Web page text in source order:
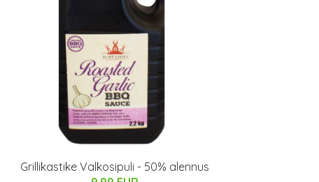
Grillikastike Valkosipuli - 50% alennus